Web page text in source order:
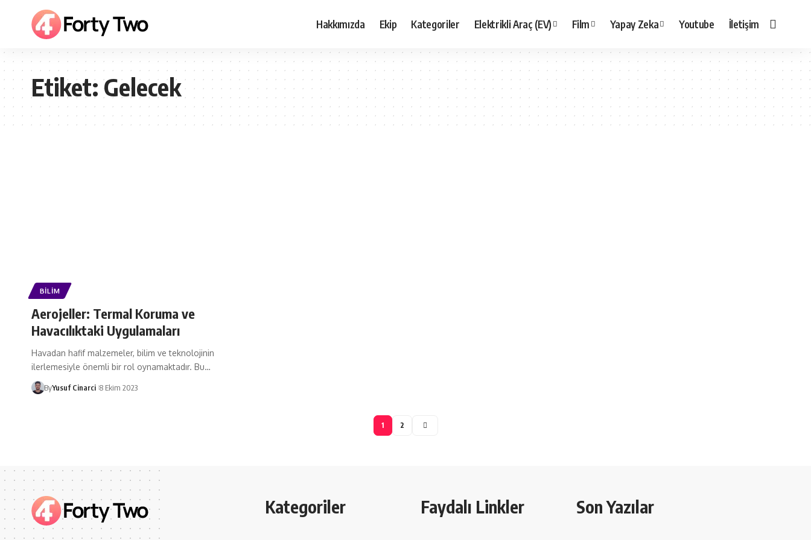
Hakkımızda Ekip Kategoriler Elektrikli Araç (EV) Film Yapay Zeka Youtube İletişim
Etiket:Gelecek
BILIM
Aerojeller: Termal Koruma ve
Havacılıktaki Uygulamaları
Havadan hafif malzemeler, bilim ve teknolojinin
ilerlemesiyle önemli bir rol oynamaktadır. Bu…
ByYusuf Cinarci 8 Ekim 2023
1 2
Kategoriler Faydalı Linkler Son Yazılar